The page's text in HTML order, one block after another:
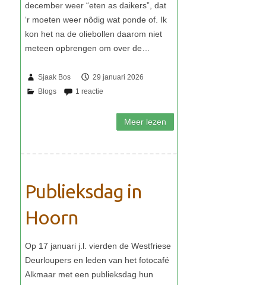
Sjaak Bos 29 januari 2026
Publieksdag in
Hoorn